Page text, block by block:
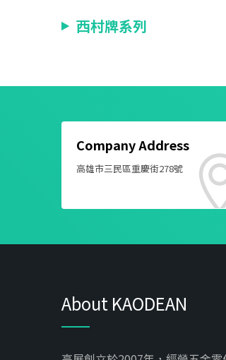
西村牌系列
Company Address
高雄市三民區重慶街278號
About KAODEAN